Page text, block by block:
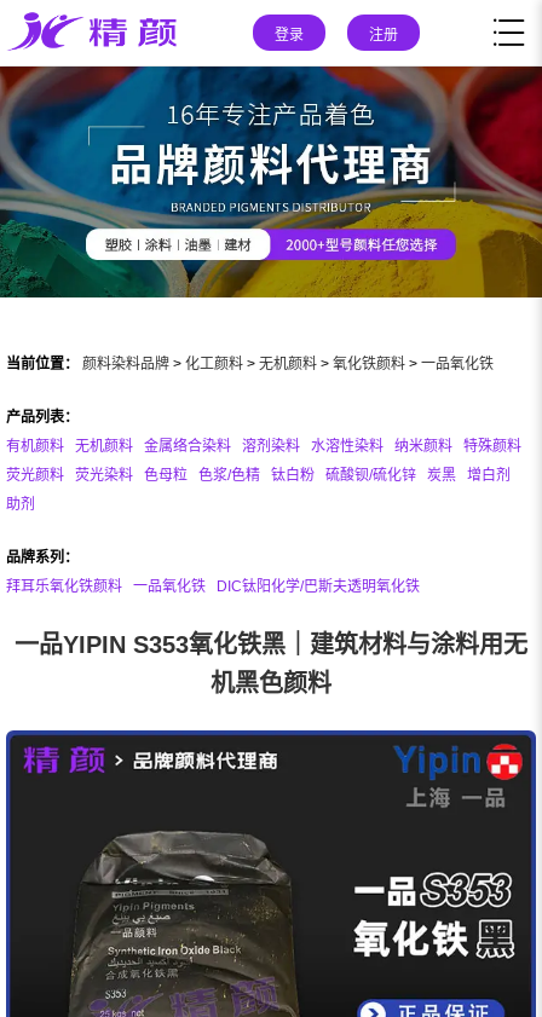
登录 注册
当前位置： 颜料染料品牌 > 化工颜料 > 无机颜料 > 氧化铁颜料 > 一品氧化铁
产品列表：
有机颜料
无机颜料 金属络合染料 溶剂染料 水溶性染料 纳米颜料
特殊颜料
荧光颜料
荧光染料 色母粒 色浆/色精 钛白粉 硫酸钡/硫化锌 炭黑
增白剂
助剂
品牌系列：
拜耳乐氧化铁颜料
一品氧化铁 DIC钛阳化学/巴斯夫透明氧化铁
一品YIPIN S353氧化铁黑｜建筑材料与涂料用无
机黑色颜料